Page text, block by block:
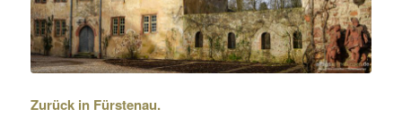
Zurück in Fürstenau.